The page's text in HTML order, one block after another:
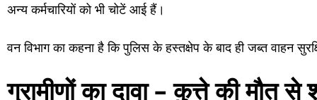
अन्य कर्मचारियों को भी चोटें आई हैं।
वन विभाग का कहना है कि पुलिस के हस्तक्षेप के बाद ही जब्त वाहन
ग्रामीणों का दावा – कुत्ते की मौत